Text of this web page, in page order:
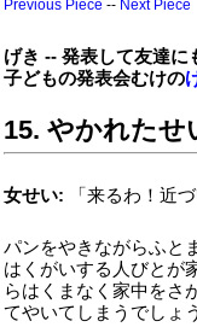
Previous Piece -- Next Piece
げき -- 発表して友達に
子どもの発表会むけの
15. やかれたせ
女せい: 「来るわ！近
パンをやきながらふと
はくがいする人びとが
らはくまなく家中をさ
てやいてしまうでしょう